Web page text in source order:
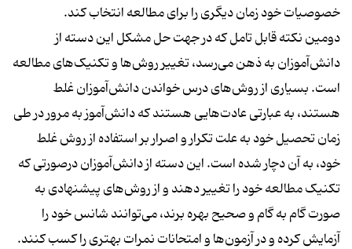
خصوصیات خود زمان دیگری را برای مطالعه انتخاب کند.
دومین نکته قابل تامل که در جهت حل مشکل این دسته از
دانش‌آموزان به ذهن می‌رسد، تغییر روش‌ها و تکنیک‌های مطالعه
است. بسیاری از روش‌های درس خواندن دانش‌آموزان غلط
هستند، به عبارتی عادت‌هایی هستند که دانش‌آموز به مرور در طی
زمان تحصیل خود به علت تکرار و اصرار بر استفاده از روش غلط
خود، به آن دچار شده است. این دسته از دانش‌آموزان درصورتی که
تکنیک مطالعه خود را تغییر دهند و از روش‌های پیشنهادی به
صورت گام به گام و صحیح بهره برند، می‌توانند شانس خود را
آزمایش کرده و در آزمون‌ها و امتحانات نمرات بهتری را کسب کنند.